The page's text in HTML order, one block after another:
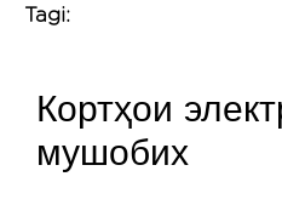
Tagi:
Кортҳои
мушобих